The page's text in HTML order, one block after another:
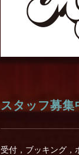
スタッフ募集
受付，ブッキング，